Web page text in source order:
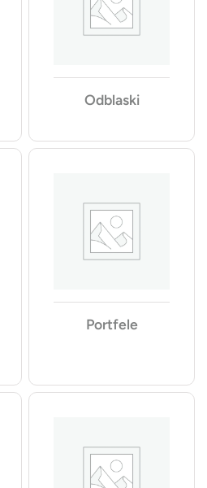
Odblaski
Portfele